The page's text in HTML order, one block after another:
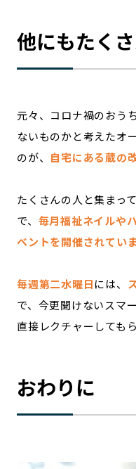
他にもたく
元々、コロナ禍のおう
ないものかと考えたオ
のが、 自宅にある蔵の
たくさんの人と集まっ
で、 毎月福祉ネイルや
ベントを開催されてい
毎週第二水曜日には、
で、今更聞けないスマ
直接レクチャーしても
おわりに